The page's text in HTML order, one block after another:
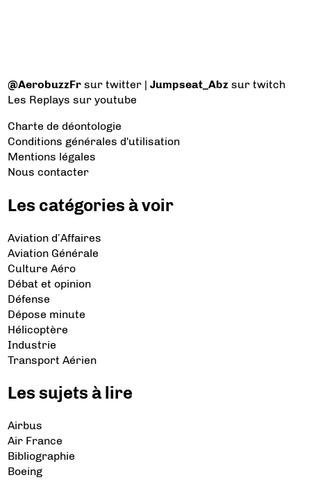
@AerobuzzFr sur twitter |Jumpseat_Abz sur twitch
Les Replays sur youtube
Charte de déontologie
Conditions générales d'utilisation
Mentions légales
Nous contacter
Les catégories à voir
Aviation d’Affaires
Aviation Générale
Culture Aéro
Débat et opinion
Défense
Dépose minute
Hélicoptère
Industrie
Transport Aérien
Les sujets à lire
Airbus
Air France
Bibliographie
Boeing